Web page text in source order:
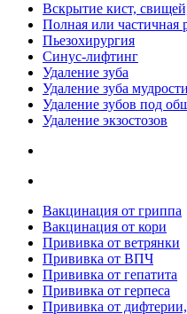
Вскрытие кист,
Полная или частичная
Пьезохирургия
Синус-лифтинг
Удаление зуба
Удаление зуба мудрости
Удаление зубов под
Удаление экзостозов
Вакцинация от гриппа
Вакцинация от кори
Прививка от ветрянки
Прививка от ВПЧ
Прививка от гепатита
Прививка от герпеса
Прививка от